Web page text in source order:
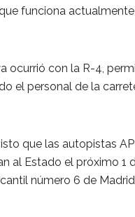
funciona
ocurrió con la R-4,
el personal de la
que las autopistas
al Estado el próximo 1
número 6 de